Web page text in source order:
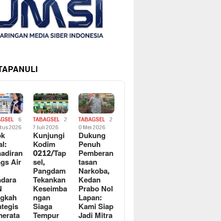
6
2026
Air
TABAGSEL
2
7 Juli 2026
Kunjungi
Kodim
0212/Tap
sel,
Pangdam
Tekankan
Keseimba
ngan
Siaga
Tempur
TABAGSEL
2
0 Mei 2026
Dukung
Penuh
Pemberan
tasan
Narkoba,
Kedan
Prabo Nol
Lapan:
Kami Siap
Jadi Mitra